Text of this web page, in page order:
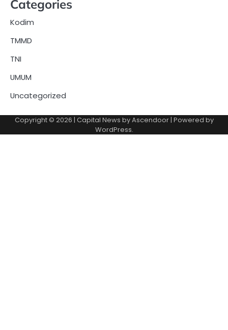
Categories
Kodim
TMMD
TNI
UMUM
Uncategorized
Copyright © 2026 | Capital News byAscendoor| Powered by
WordPress.